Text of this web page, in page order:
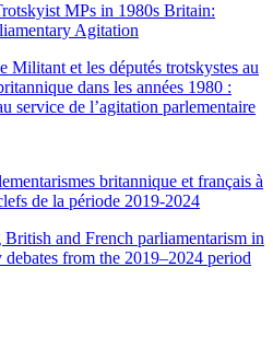
MPs in 1980s Britain:
Agitation
Militant et les députés trotskystes au
dans les années 1980 :
service de l’agitation parlementaire
britannique et français à
de la période 2019-2024
and French parliamentarism in
from the 2019–2024 period